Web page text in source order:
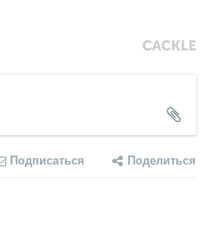
Подписаться Поделиться